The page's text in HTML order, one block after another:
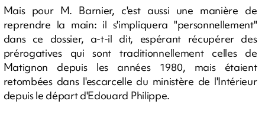
Mais pour M. Barnier, c'est aussi une manière de
reprendre la main: il s'impliquera "personnellement"
dans ce dossier, a-t-il dit, espérant récupérer des
prérogatives qui sont traditionnellement celles de
Matignon depuis les années 1980, mais étaient
retombées dans l'escarcelle du ministère de l'Intérieur
depuis le départ d'Edouard Philippe.